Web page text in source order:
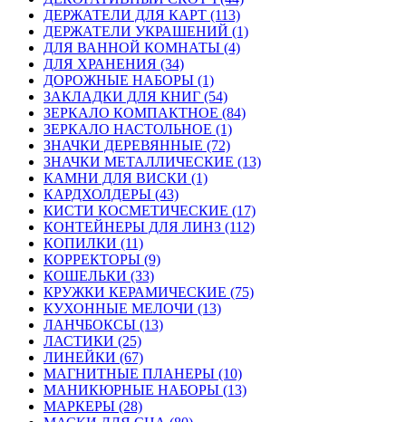
ДЕРЖАТЕЛИ ДЛЯ КАРТ (113)
ДЕРЖАТЕЛИ УКРАШЕНИЙ (1)
ДЛЯ ВАННОЙ КОМНАТЫ (4)
ДЛЯ ХРАНЕНИЯ (34)
ДОРОЖНЫЕ НАБОРЫ (1)
ЗАКЛАДКИ ДЛЯ КНИГ (54)
ЗЕРКАЛО КОМПАКТНОЕ (84)
ЗЕРКАЛО НАСТОЛЬНОЕ (1)
ЗНАЧКИ ДЕРЕВЯННЫЕ (72)
ЗНАЧКИ МЕТАЛЛИЧЕСКИЕ (13)
КАМНИ ДЛЯ ВИСКИ (1)
КАРДХОЛДЕРЫ (43)
КИСТИ КОСМЕТИЧЕСКИЕ (17)
КОНТЕЙНЕРЫ ДЛЯ ЛИНЗ (112)
КОПИЛКИ (11)
КОРРЕКТОРЫ (9)
КОШЕЛЬКИ (33)
КРУЖКИ КЕРАМИЧЕСКИЕ (75)
КУХОННЫЕ МЕЛОЧИ (13)
ЛАНЧБОКСЫ (13)
ЛАСТИКИ (25)
ЛИНЕЙКИ (67)
МАГНИТНЫЕ ПЛАНЕРЫ (10)
МАНИКЮРНЫЕ НАБОРЫ (13)
МАРКЕРЫ (28)